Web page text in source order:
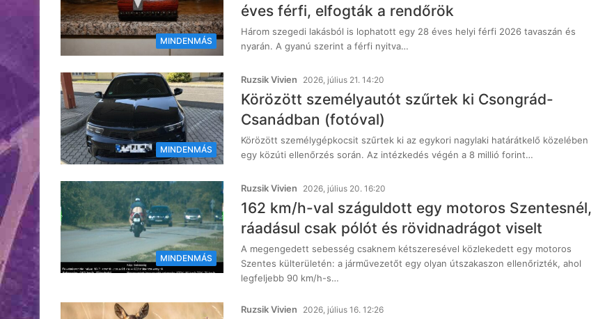
MINDENMÁS
éves férfi, elfogták a rendőrök
Három szegedi lakásból is lophatott egy 28 éves helyi férfi 2026 tavaszán és
nyarán. A gyanú szerint a férfi nyitva…
MINDENMÁS
Ruzsik Vivien 2026, július 21. 14:20
Körözött személyautót szűrtek ki Csongrád-
Csanádban (fotóval)
Körözött személygépkocsit szűrtek ki az egykori nagylaki határátkelő közelében
egy közúti ellenőrzés során. Az intézkedés végén a 8 millió forint…
MINDENMÁS
Ruzsik Vivien 2026, július 20. 16:20
162 km/h-val száguldott egy motoros Szentesnél,
ráadásul csak pólót és rövidnadrágot viselt
A megengedett sebesség csaknem kétszeresével közlekedett egy motoros
Szentes külterületén: a járművezetőt egy olyan útszakaszon ellenőrizték, ahol
legfeljebb 90 km/h-s…
Ruzsik Vivien 2026, július 16. 12:26